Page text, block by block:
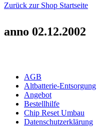
Zurück zur Shop Startseite
anno 02.12.2002
AGB
Altbatterie-Entsorgung
Angebot
Bestellhilfe
Chip Reset Umbau
Datenschutzerklärung